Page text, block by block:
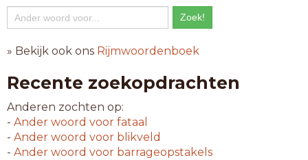
» Bekijk ook ons Rijmwoordenboek
Recente zoekopdrachten
Anderen zochten op:
- Ander woord voor fataal
- Ander woord voor blikveld
- Ander woord voor barrageopstakels